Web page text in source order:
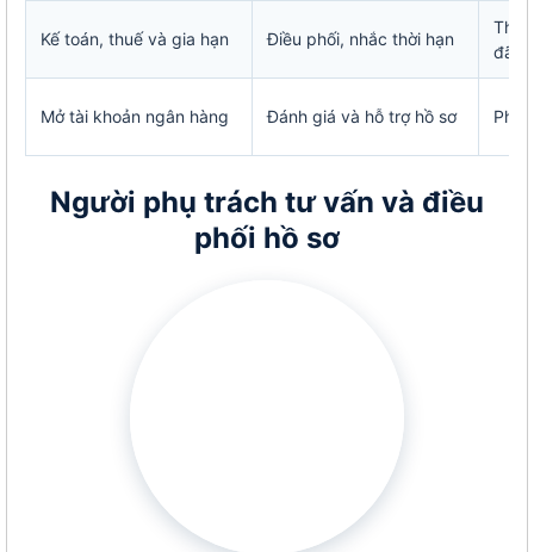
Kế toán, thuế và gia hạn Điều phối, nhắc thời hạn
đã
Mở tài khoản ngân hàng Đánh giá và hỗ trợ hồ sơ Phối
Người phụ trách tư vấn và điều
phối hồ sơ